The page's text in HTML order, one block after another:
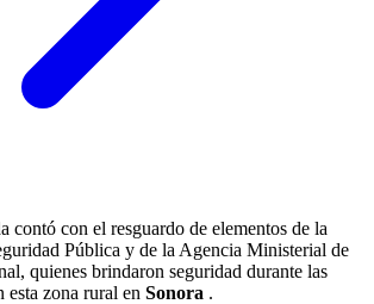
contó con el resguardo de elementos de la
Pública y de la Agencia Ministerial de
quienes brindaron seguridad durante las
esta zona rural en Sonora .